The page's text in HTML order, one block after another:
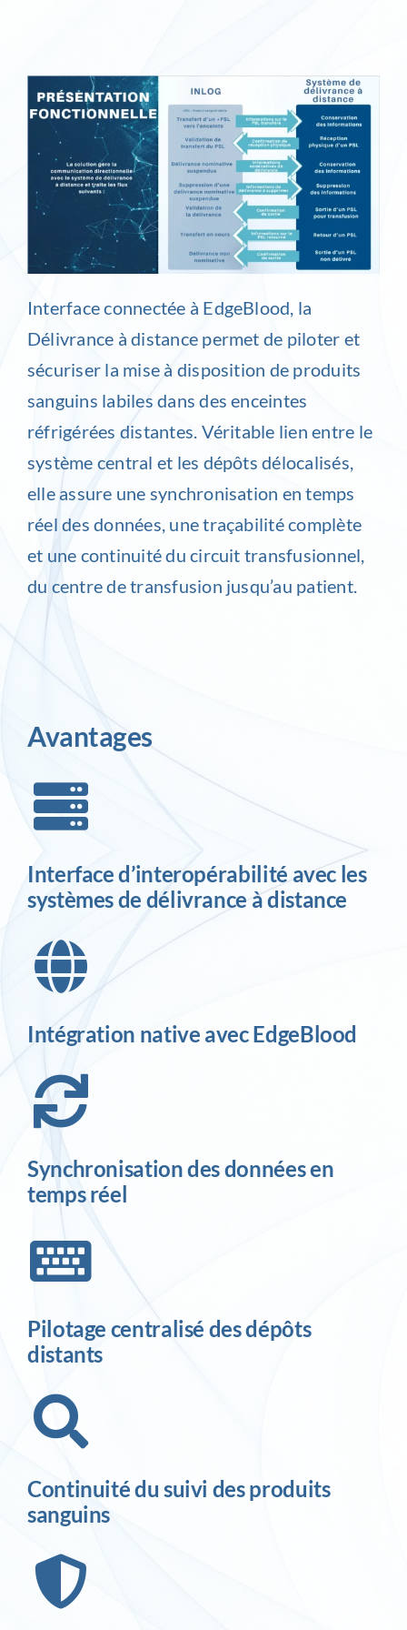
Contact
Interface connectée à EdgeBlood, la
Délivrance à distance permet de piloter et
sécuriser la mise à disposition de produits
sanguins labiles dans des enceintes
réfrigérées distantes. Véritable lien entre le
système central et les dépôts délocalisés,
elle assure une synchronisation en temps
réel des données, une traçabilité complète
et une continuité du circuit transfusionnel,
du centre de transfusion jusqu’au patient.
Avantages
Interface d’interopérabilité avec les
systèmes de délivrance à distance
Intégration native avec EdgeBlood
Synchronisation des données en
temps réel
Pilotage centralisé des dépôts
distants
Continuité du suivi des produits
sanguins